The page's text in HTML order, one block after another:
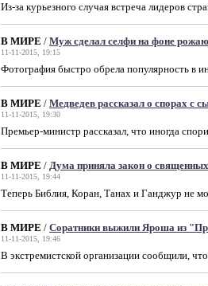
Из-за курьезного случая встреча лидеров
В МИРЕ / Муж сделал селфи на фоне
11-11-2015, 19:15
Фотография быстро обрела популярность в
В МИРЕ / Медведев рассказал о спорах с
11-11-2015, 19:30
Премьер-министр рассказал, что иногда
В МИРЕ / Дума приняла закон о священных
11-11-2015, 19:44
Теперь Библия, Коран, Танах и Ганджур не
В МИРЕ / Соратники выжили Яроша из
11-11-2015, 19:46
В экстремистской организации сообщили,